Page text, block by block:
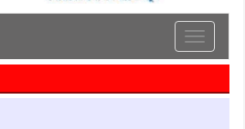
Toggle